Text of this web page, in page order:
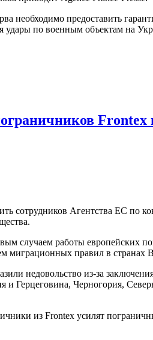
необходимо предоставить
удары по военным объектам на
Frontex
сотрудников Агентства ЕС по
случаем работы европейских
миграционных правил в
недовольство из-за
и Герцеговина, Черногория,
из Frontex усилят